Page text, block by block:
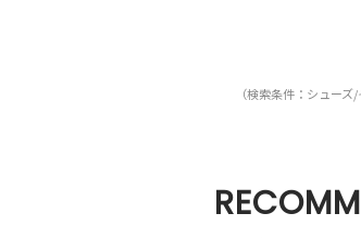
（検索条件：シューズ/